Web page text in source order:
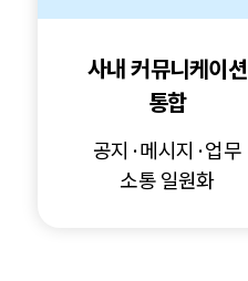
사내 커뮤니케이션
통합
공지·메시지·업무
소통 일원화